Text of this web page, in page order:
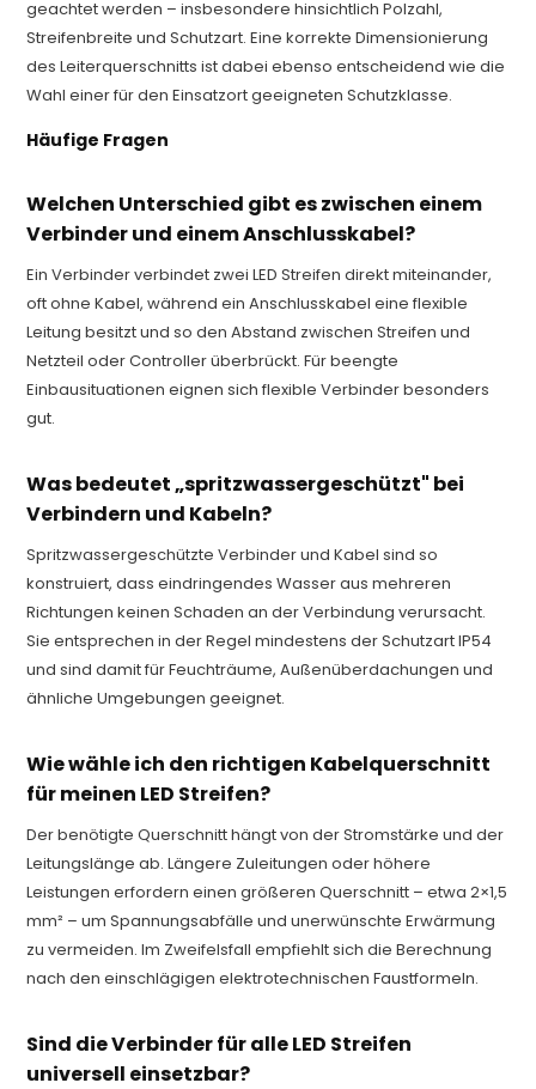
geachtet werden – insbesondere hinsichtlich Polzahl,
Streifenbreite und Schutzart. Eine korrekte Dimensionierung
des Leiterquerschnitts ist dabei ebenso entscheidend wie die
Wahl einer für den Einsatzort geeigneten Schutzklasse.
Häufige Fragen
Welchen Unterschied gibt es zwischen einem
Verbinder und einem Anschlusskabel?
Ein Verbinder verbindet zwei LED Streifen direkt miteinander,
oft ohne Kabel, während ein Anschlusskabel eine flexible
Leitung besitzt und so den Abstand zwischen Streifen und
Netzteil oder Controller überbrückt. Für beengte
Einbausituationen eignen sich flexible Verbinder besonders
gut.
Was bedeutet „spritzwassergeschützt" bei
Verbindern und Kabeln?
Spritzwassergeschützte Verbinder und Kabel sind so
konstruiert, dass eindringendes Wasser aus mehreren
Richtungen keinen Schaden an der Verbindung verursacht.
Sie entsprechen in der Regel mindestens der Schutzart IP54
und sind damit für Feuchträume, Außenüberdachungen und
ähnliche Umgebungen geeignet.
Wie wähle ich den richtigen Kabelquerschnitt
für meinen LED Streifen?
Der benötigte Querschnitt hängt von der Stromstärke und der
Leitungslänge ab. Längere Zuleitungen oder höhere
Leistungen erfordern einen größeren Querschnitt – etwa 2×1,5
mm² – um Spannungsabfälle und unerwünschte Erwärmung
zu vermeiden. Im Zweifelsfall empfiehlt sich die Berechnung
nach den einschlägigen elektrotechnischen Faustformeln.
Sind die Verbinder für alle LED Streifen
universell einsetzbar?